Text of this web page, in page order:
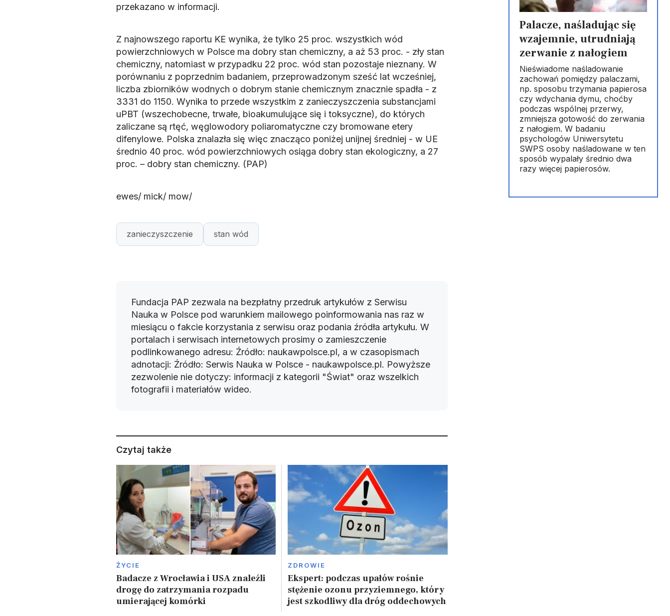
przekazano w informacji.
Z najnowszego raportu KE wynika, że tylko 25 proc. wszystkich wód
powierzchniowych w Polsce ma dobry stan chemiczny, a aż 53 proc. - zły stan
chemiczny, natomiast w przypadku 22 proc. wód stan pozostaje nieznany. W
porównaniu z poprzednim badaniem, przeprowadzonym sześć lat wcześniej,
liczba zbiorników wodnych o dobrym stanie chemicznym znacznie spadła - z
3331 do 1150. Wynika to przede wszystkim z zanieczyszczenia substancjami
uPBT (wszechobecne, trwałe, bioakumulujące się i toksyczne), do których
zaliczane są rtęć, węglowodory poliaromatyczne czy bromowane etery
difenylowe. Polska znalazła się więc znacząco poniżej unijnej średniej - w UE
średnio 40 proc. wód powierzchniowych osiąga dobry stan ekologiczny, a 27
proc. – dobry stan chemiczny. (PAP)
ewes/ mick/ mow/
zanieczyszczenie stan wód
Fundacja PAP zezwala na bezpłatny przedruk artykułów z Serwisu
Nauka w Polsce pod warunkiem mailowego poinformowania nas raz w
miesiącu o fakcie korzystania z serwisu oraz podania źródła artykułu. W
portalach i serwisach internetowych prosimy o zamieszczenie
podlinkowanego adresu: Źródło: naukawpolsce.pl, a w czasopismach
adnotacji: Źródło: Serwis Nauka w Polsce - naukawpolsce.pl. Powyższe
zezwolenie nie dotyczy: informacji z kategorii "Świat" oraz wszelkich
fotografii i materiałów wideo.
Czytaj także
ŻYCIE
Badacze z Wrocławia i USA znaleźli
drogę do zatrzymania rozpadu
umierającej komórki
ZDROWIE
Ekspert: podczas upałów rośnie
stężenie ozonu przyziemnego, który
jest szkodliwy dla dróg oddechowych
Palacze, naśladując się
wzajemnie, utrudniają
zerwanie z nałogiem
Nieświadome naśladowanie
zachowań pomiędzy palaczami,
np. sposobu trzymania papierosa
czy wdychania dymu, choćby
podczas wspólnej przerwy,
zmniejsza gotowość do zerwania
z nałogiem. W badaniu
psychologów Uniwersytetu
SWPS osoby naśladowane w ten
sposób wypalały średnio dwa
razy więcej papierosów.